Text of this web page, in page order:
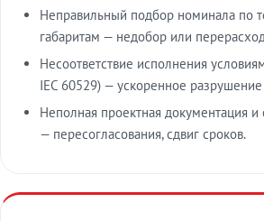
Неправильный подбор номинала по
габаритам — недобор или
Несоответствие исполнения
IEC 60529) — ускоренное разрушение
Неполная проектная документация
— пересогласования, сдвиг сроков.